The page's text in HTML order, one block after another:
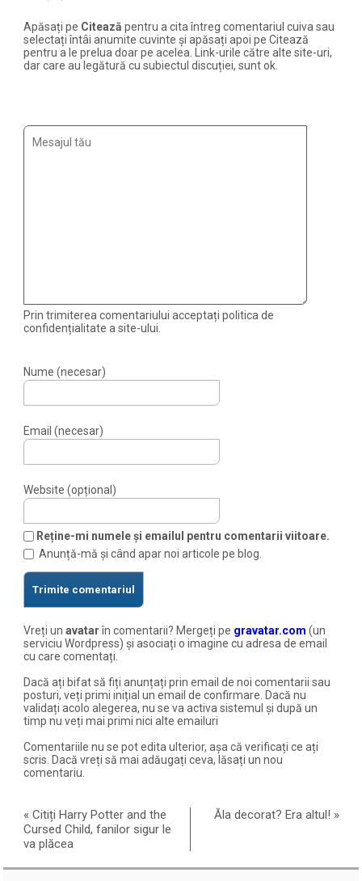
Apăsați pe Citează pentru a cita întreg comentariul cuiva sau
selectați întâi anumite cuvinte și apăsați apoi pe Citează
pentru a le prelua doar pe acelea. Link-urile către alte site-uri,
dar care au legătură cu subiectul discuției, sunt ok.
Prin trimiterea comentariului acceptați politica de
confidențialitate a site-ului.
Nume (necesar)
Email (necesar)
Website (opțional)
Reține-mi numele și emailul pentru comentarii viitoare.
Anunță-mă și când apar noi articole pe blog.
Vreți unavatarîn comentarii? Mergeți pe gravatar.com (un
serviciu Wordpress) și asociați o imagine cu adresa de email
cu care comentați.
Dacă ați bifat să fiți anunțați prin email de noi comentarii sau
posturi, veți primi inițial un email de confirmare. Dacă nu
validați acolo alegerea, nu se va activa sistemul și după un
timp nu veți mai primi nici alte emailuri
Comentariile nu se pot edita ulterior, așa că verificați ce ați
scris. Dacă vreți să mai adăugați ceva, lăsați un nou
comentariu.
«Citiți Harry Potter and the
Cursed Child, fanilor sigur le
va plăcea
Ăla decorat? Era altul! »